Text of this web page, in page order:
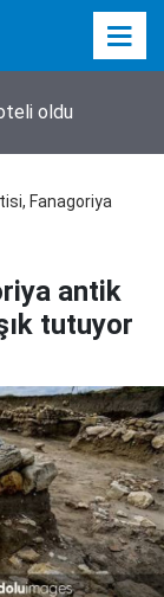
oldu
Fanagoriya
antik
tutuyor